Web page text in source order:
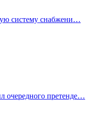
систему снабжени…
очередного претенде…